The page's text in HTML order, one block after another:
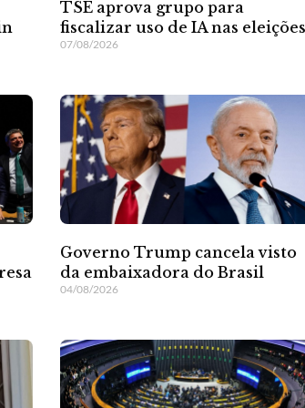
TSE aprova grupo para
fiscalizar uso de IA nas
07/08/2026
Governo Trump cancela visto
da embaixadora do Brasil
04/08/2026